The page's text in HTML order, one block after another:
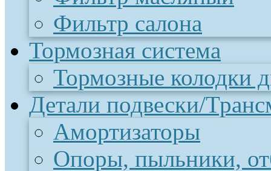
Фильтр салона
Тормозная система
Тормозные колодки
Детали подвески/
Амортизаторы
Опоры, пыльники,